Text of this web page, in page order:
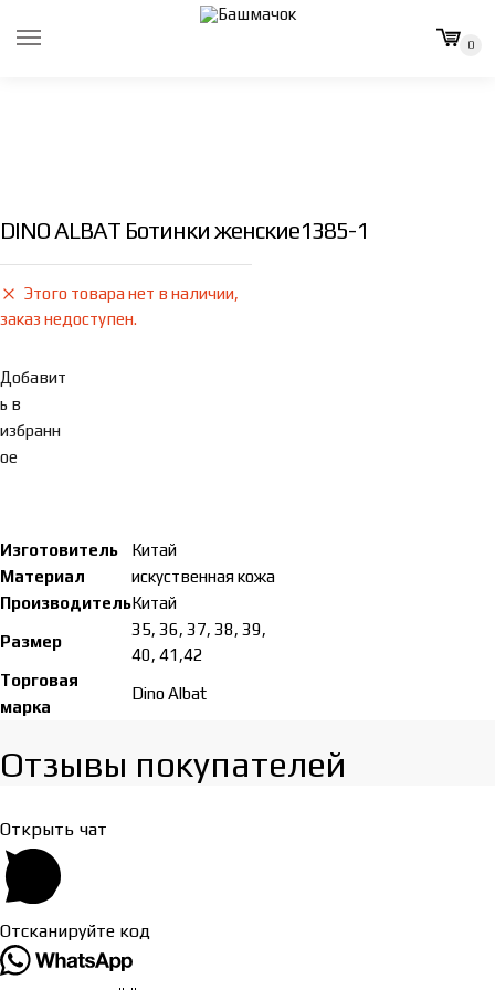
0
DINO ALBAT Ботинки женские1385-1
Этого товара нет в наличии,
заказ недоступен.
Добавит
ь в
избранн
ое
Изготовитель
Китай
Материал
искуственная кожа
ПроизводительКитай
Размер
35, 36, 37, 38, 39,
40, 41,42
Торговая
марка
Dino Albat
Отзывы покупателей​
Открыть чат
Отсканируйте код